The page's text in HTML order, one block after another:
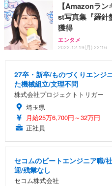
【Amazonラ
st写真集『羅針
獲得
エンタメ
2022.12.19(月) 22:16
27卒・新卒/ものづくりエンジ
た機械組立/文理不問
株式会社プロジェクトトリガー
埼玉県
月給25万6,700円～32万円
正社員
セコムのビートエンジニア職/
迎/残業なし
セコム株式会社